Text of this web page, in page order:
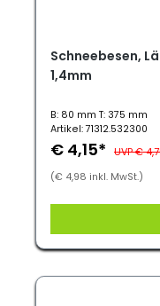
Schneebesen,
1,4mm
B: 80 mm T: 375 mm
Artikel: 71312.532300
€ 4,15* UVP €
(€ 4,98 inkl. MwSt.)